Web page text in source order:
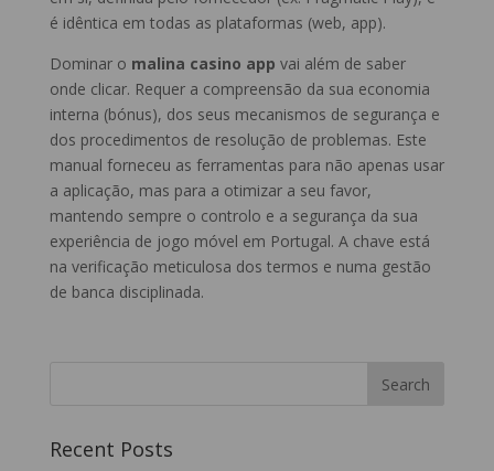
é idêntica em todas as plataformas (web, app).
Dominar o malina casino app vai além de saber
onde clicar. Requer a compreensão da sua economia
interna (bónus), dos seus mecanismos de segurança e
dos procedimentos de resolução de problemas. Este
manual forneceu as ferramentas para não apenas usar
a aplicação, mas para a otimizar a seu favor,
mantendo sempre o controlo e a segurança da sua
experiência de jogo móvel em Portugal. A chave está
na verificação meticulosa dos termos e numa gestão
de banca disciplinada.
Recent Posts